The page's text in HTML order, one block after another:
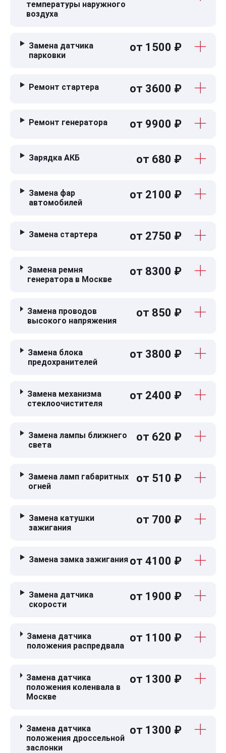
температуры наружного
воздуха
Замена датчика
парковки
от 1500 ₽
Ремонт стартера от 3600 ₽
Ремонт генератора от 9900 ₽
Зарядка АКБ от 680 ₽
Замена фар
автомобилей
от 2100 ₽
Замена стартера от 2750 ₽
Замена ремня
генератора в Москве
от 8300 ₽
Замена проводов
высокого напряжения
от 850 ₽
Замена блока
предохранителей
от 3800 ₽
Замена механизма
стеклоочистителя
от 2400 ₽
Замена лампы ближнего
света
от 620 ₽
Замена ламп габаритных
огней
от 510 ₽
Замена катушки
зажигания
от 700 ₽
Замена замка зажигания от 4100 ₽
Замена датчика
скорости
от 1900 ₽
Замена датчика
положения распредвала
от 1100 ₽
Замена датчика
положения коленвала в
Москве
от 1300 ₽
Замена датчика
положения дроссельной
заслонки
от 1300 ₽